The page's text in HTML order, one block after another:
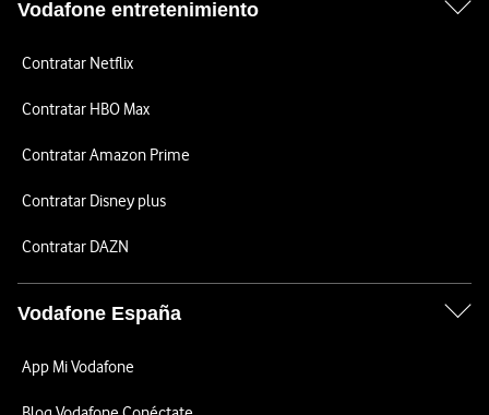
Vodafone entretenimiento
Contratar Netflix
Contratar HBO Max
Contratar Amazon Prime
Contratar Disney plus
Contratar DAZN
Vodafone España
App Mi Vodafone